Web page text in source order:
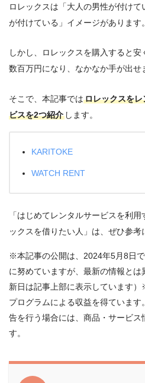
ロレックスは「大人の男性が付け
が付けている」イメージがあります。
しかし、ロレックスを購入すると
数百万円になり、なかなか手が出せ
そこで、本記事ではロレックスを
ビスを2つ紹介 します。
KARITOKE
WATCH RENT
「はじめてレンタルサービスを利
ックスを借りたい人」は、ぜひ参考
※本記事の公開は、2024年5月8日
に努めていますが、最新の情報と
新日は記事上部に表示しています
プログラムによる収益を得ていま
告を行う場合には、商品・サービス
す。